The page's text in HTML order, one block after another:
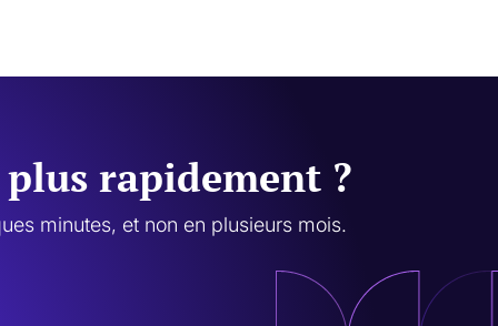
rapidement ?
minutes, et non en plusieurs mois.